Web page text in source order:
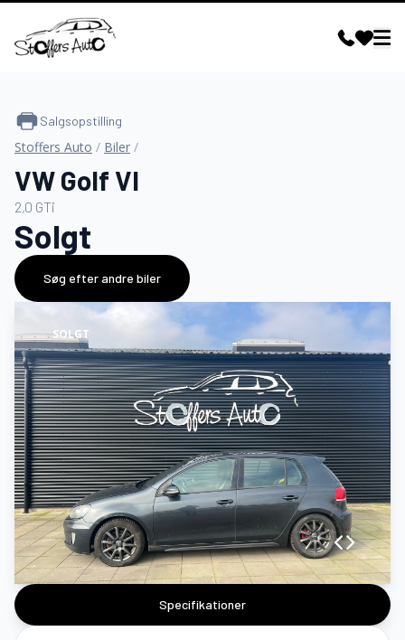
SOLGT
Specifikationer
Salgsopstilling
Stoffers Auto / Biler /
VW Golf VI
2,0 GTi
Solgt
Søg efter andre biler